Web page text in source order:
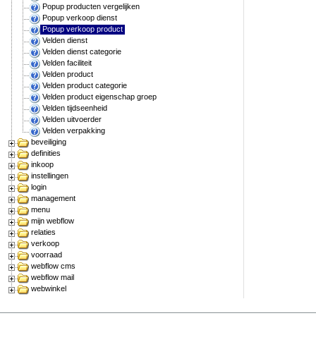
Popup producten vergelijken
Popup verkoop dienst
Popup verkoop product
Velden dienst
Velden dienst categorie
Velden faciliteit
Velden product
Velden product categorie
Velden product eigenschap groep
Velden tijdseenheid
Velden uitvoerder
Velden verpakking
beveiliging
definities
inkoop
instellingen
login
management
menu
mijn webflow
relaties
verkoop
voorraad
webflow cms
webflow mail
webwinkel